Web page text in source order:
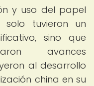
y uso del papel
tuvieron un
sino que
avances
al desarrollo
china en su